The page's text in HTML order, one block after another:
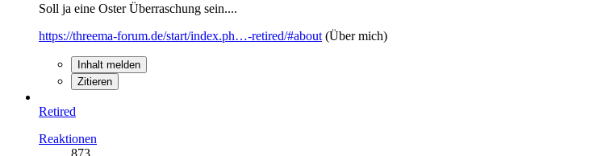
Soll ja eine Oster Überraschung sein....
https://threema-forum.de/start/index.ph…-retired/#about (Über mich)
Inhalt melden
Zitieren
Retired
Reaktionen
873